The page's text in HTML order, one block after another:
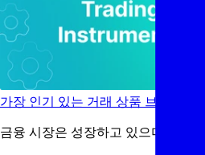
가장 인기 있는 거래 상품 브로커들
금융 시장은 성장하고 있으며, 트레